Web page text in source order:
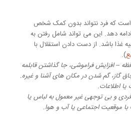
است که فرد نتواند بدون کمک شخص
دهد. این می تواند شامل رفتن به
غذا باشد. از دست دادن استقلال با
).
– افزایش فراموشی، جا گذاشتن قابلمه
گاز، گم شدن در مکان های آشنا و غیره.
یا اطلاعات.
و بی توجهی غیر معمول به لباس یا
موقعیت اجتماعی یا آب و هوا.